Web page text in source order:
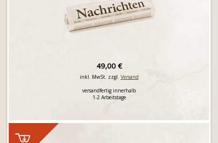
49,00 €
inkl. MwSt. zzgl. Versand
versandfertig innerhalb
1-2 Arbeitstage